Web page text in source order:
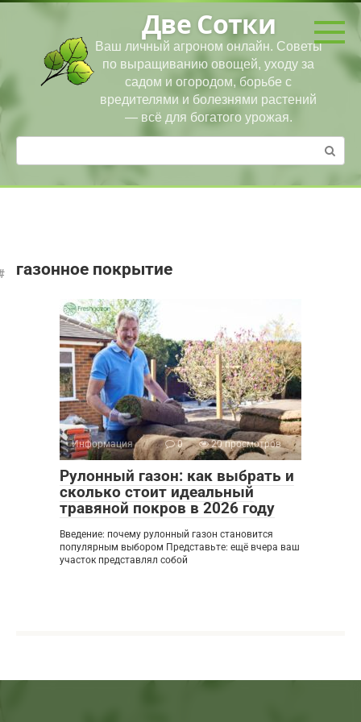
Перейти
Две Сотки
Ваш личный агроном онлайн. Советы
по выращиванию овощей, уходу за
садом и огородом, борьбе с
вредителями и болезнями растений
— всё для богатого урожая.
Поиск:
газонное покрытие
Информация 0 20 просмотров
Рулонный газон: как выбрать и
сколько стоит идеальный
травяной покров в 2026 году
Введение: почему рулонный газон становится
популярным выбором Представьте: ещё вчера ваш
участок представлял собой